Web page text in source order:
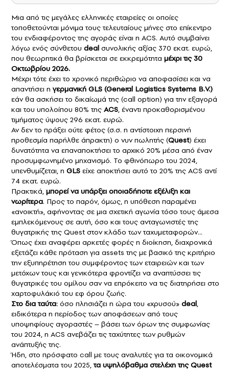
Μια από τις μεγάλες ελληνικές εταιρείες οι οποίες
τοποθετούνται μόνιμα τους τελευταίους μήνες στο επίκεντρο
του ενδιαφέροντος της αγοράς είναι η ACS. Αυτό συμβαίνει
λόγω ενός σύνθετου deal συνολικής αξίας 370 εκατ. ευρώ,
που θεωρητικά θα βρίσκεται σε εκκρεμότητα μέχρι τις 30
Οκτωβρίου 2026.
Μέχρι τότε έχει το χρονικό περιθώριο να αποφασίσει και να
απαντήσει η γερμανική GLS (General Logistics Systems B.V.)
εάν θα ασκήσει το δικαίωμά της (call option) για την εξαγορά
και του υπολοίπου 80% της ACS, έναντι προκαθορισμένου
τιμήματος ύψους 296 εκατ. ευρώ.
Αν δεν το πράξει ούτε φέτος (σ.σ. η αντίστοιχη περσινή
προθεσμία παρήλθε άπρακτη) ο νυν πωλητής (Quest) έχει
δυνατότητα να επαναποκτήσει το αρχικό 20% μέσα από έναν
προσυμφωνημένο μηχανισμό. Το φθινόπωρο του 2024,
υπενθυμίζεται, η GLS είχε αποκτήσει αυτό το 20% της ACS αντί
74 εκατ. ευρώ.
Πρακτικά, μπορεί να υπάρξει οποιαδήποτε εξέλιξη και
νωρίτερα. Προς το παρόν, όμως, η υπόθεση παραμένει
«ανοικτή», αφήνοντας σε μια σχετική αγωνία τόσο τους άμεσα
εμπλεκόμενους σε αυτή, όσο και τους ανταγωνιστές της
θυγατρικής της Quest στον κλάδο των ταχυμεταφορών…
Όπως έχει αναφέρει αρκετές φορές η διοίκηση, διαχρονικά
εξετάζει κάθε πρόταση για assets της με βασικό της κριτήριο
την εξυπηρέτηση του συμφέροντος των εταιρειών και των
μετόχων τους και γενικότερα φροντίζει να αναπτύσσει τις
θυγατρικές του ομίλου σαν να επρόκειτο να τις διατηρήσει στο
χαρτοφυλάκιό του εφ όρου ζωής.
Στο δια ταύτα: όσο πλησιάζει η ώρα του «χρυσού» deal,
ειδικότερα η περίοδος των αποφάσεων από τους
υποψηφίους αγοραστές – βάσει των όρων της συμφωνίας
του 2024, η ACS ανεβάζει τις ταχύτητες των ρυθμών
ανάπτυξής της.
Ήδη, στο πρόσφατο call με τους αναλυτές για τα οικονομικά
αποτελέσματα του 2025,τα υψηλόβαθμα στελέχη της Quest